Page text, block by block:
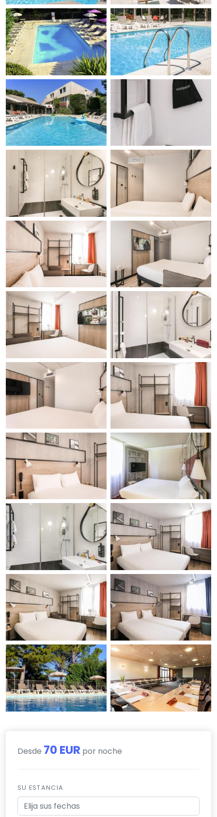
Desde 70 EUR por noche
SU ESTANCIA